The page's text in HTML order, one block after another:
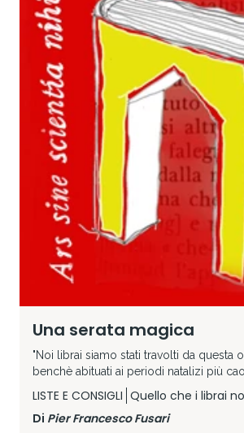
Una serata magica
"Noi librai siamo stati travolti da questa
benchè abituati ai periodi natalizi più
LISTE E CONSIGLI Quello che i librai
Di Pier Francesco Fusari